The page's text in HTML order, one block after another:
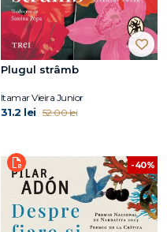
Plugul strâmb
Itamar Vieira Junior
31.2 lei 52.00 lei
-40%